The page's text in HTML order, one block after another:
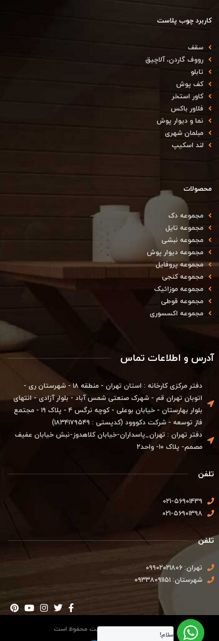
کاربرد چوب پلاست
سقف
رووف گاردن، آلاچیق
تابلو
کف پوش
کاور استخر
فلاور باکس
نما و دیوار پوش
مبلمان شهری
لند اسکیپ
محصولات
مجموعه دک
مجموعه تایل
مجموعه نبشی
مجموعه دیوار پوش
مجموعه پروفایل
مجموعه کنجی
مجموعه موزائیک
مجموعه قوطی
مجموعه اکسسوری
آدرس و اطلاعات تماس
دفتر مرکزی کارخانه : استان تهران - منطقه ۱۸ - شهرستان ری -
اتوبان تهران قم - شهرک صنعتی شمس آباد - بلوار آزادی - انتهای
بلوار بهارستان - خیابان بوعلی - کوچه نرگس ۴ - پلاک ۱۹ - مجتمع
فاز توسعه - شرکت دکووود (کدپستی : ۱۸۳۴۱۷۹۵۴۹)
دفتر تهران : تهران_پاسداران-خیابان کلاهدوز-نبش خیابان عفیف
مصمم- پلاک ۱۰- واحد۲
تلفن
۰۲۱-۵۶۹۰۱۴۳۹
۰۲۱-۵۶۹۰۱۳۹۸
تلفن
تهران: ۰۹۹۰۲۰۲۱۸۰۶
شهرستان: ۰۹۳۳۸۰۹۱۱۵۱
تمامی حقوق این وب سایت محفوظ است
سلام!